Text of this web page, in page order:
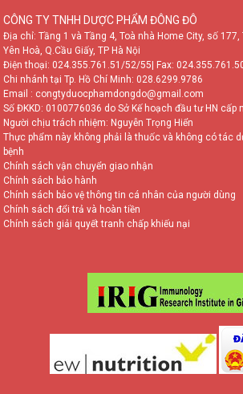
CÔNG TY TNHH DƯỢC PHẨM ĐÔNG ĐÔ
Địa chỉ: Tầng 1 và Tầng 4, Toà nhà Home City, số 177,
Yên Hoà, Q.Cầu Giấy, TP Hà Nội
Điện thoại: 024.355.761.51/52/55
| Fax:
Chi nhánh tại Tp. Hồ Chí Minh: 028.6299.9786
Email : congtyduocphamdongdo@gmail.com
Số ĐKKD: 0100776036 do Sở Kế hoạch đầu tư HN
Người chịu trách nhiệm: Nguyễn Trọng Hiển
Thực phẩm này không phải là thuốc và không có tác
bệnh
Chính sách vận chuyển giao nhận
Chính sách bảo hành
Chính sách bảo vệ thông tin cá nhân của người dùng
Chính sách đổi trả và hoàn tiền
Chính sách giải quyết tranh chấp khiếu nại